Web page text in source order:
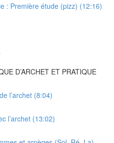
: Première étude (pizz) (12:16)
D’ARCHET ET PRATIQUE
l’archet (8:04)
l’archet (13:02)